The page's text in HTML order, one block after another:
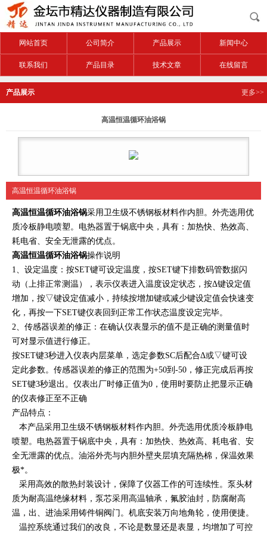
网站首页 公司简介 产品展示 新闻中心
联系我们 产品目录 技术文章 在线留言
产品展示 更多>>
高温恒温循环油浴锅
高温恒温循环油浴锅
高温恒温循环油浴锅采用卫生级不锈钢板材料作内胆。外壳选用优
质冷板静电喷塑。电热器置于锅底中央，具有：加热快、热效高、
耗电省、安全无泄露的优点。
高温恒温循环油浴锅操作说明
1、设定温度：按SET键可设定温度，按SET键下排数码管数据闪
动（上排正常测温），表示仪表进入温度设定状态，按Δ键设定值
增加，按▽键设定值减小，持续按增加键或减少键设定值会快速变
化，再按一下SET键仪表回到正常工作状态温度设定完毕。
2、传感器误差的修正：在确认仪表显示的值不是正确的测量值时
可对显示值进行修正。
按SET键3秒进入仪表内层菜单，选定参数SC后配合Δ或▽键可设
定此参数。传感器误差的修正的范围为+50到-50，修正完成后再按
SET键3秒退出。仪表出厂时修正值为0，使用时要防止把显示正确
的仪表修正至不正确
产品特点：
本产品采用卫生级不锈钢板材料作内胆。外壳选用优质冷板静电
喷塑。电热器置于锅底中央，具有：加热快、热效高、耗电省、安
全无泄露的优点。油浴外壳与内胆外壁夹层填充隔热棉，保温效果
极*。
采用高效的散热封装设计，保障了仪器工作的可连续性。泵头材
质为耐高温绝缘材料，泵芯采用高温轴承，氟胶油封，防腐耐高
温，出、进油采用铸件铜阀门。机底安装万向地角轮，使用便捷。
温控系统通过我们的改良，不论是数显还是表显，均增加了可控